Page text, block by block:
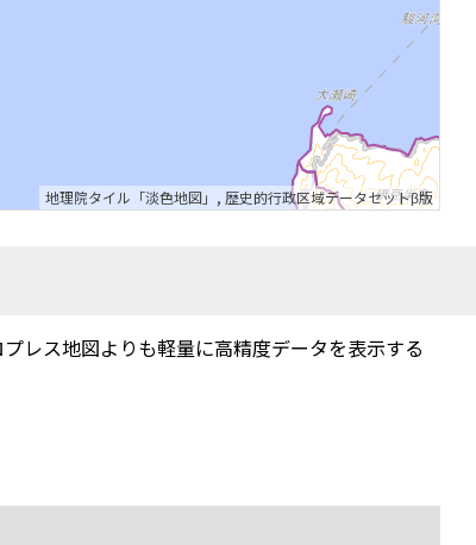
地理院タイル「淡色地図」 , 歴史的行政区域データセットβ版
レス地図よりも軽量に高精度データを表示する